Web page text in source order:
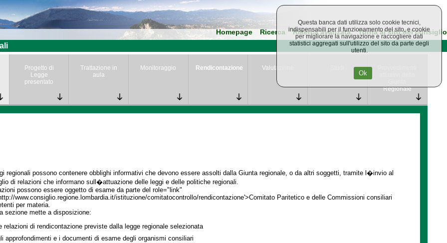
Homepage Ricerca Ricerca avanzata Torna al sito del consiglio
Progetto di
Legge
presentato
Trattazione in
aula
Monitoraggio Rendicontazione Valutazione
Regionale
regionali possono contenere obblighi informativi che devono essere assolti dalla Giunta regionale, o da altri soggetti, tramite l�invio al
di relazioni che informano sull�attuazione delle leggi e delle politiche regionali.
possono essere oggetto di esame da parte del role="link"
www.consiglio.regione.lombardia.it/istituzione/comitatocontrollo/rendicontazione'>Comitato Paritetico e delle Commissioni consiliari
per materia.
sezione mette a disposizione:
relazioni di rendicontazione previste dalla legge regionale selezionata
approfondimenti e i documenti di esame degli organismi consiliari
Questa banca dati utilizza solo cookie tecnici,
indispensabili per il funzionamento del sito, e cookie
per migliorare la navigazione e raccogliere dati
statistici aggregati sull'utilizzo del sito da parte degli
utenti.
Ok